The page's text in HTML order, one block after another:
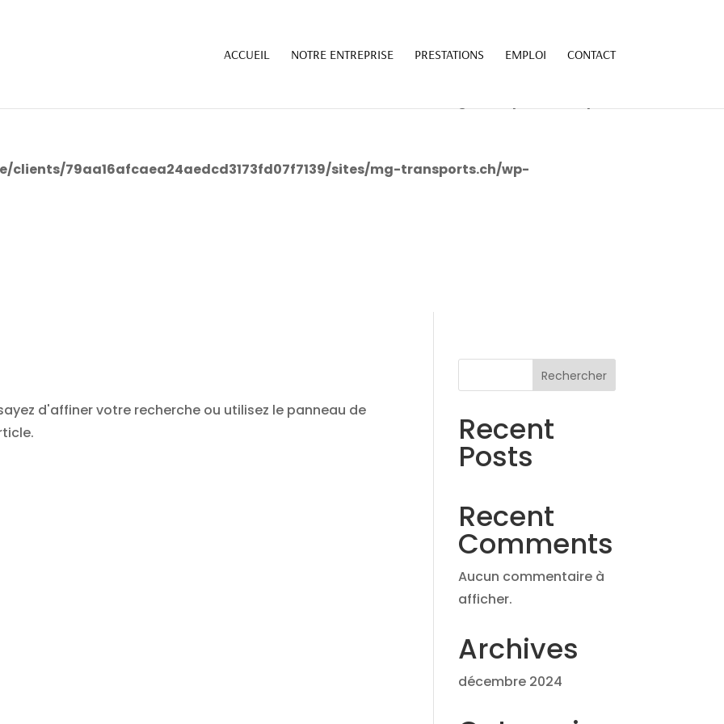
clients/79aa16afcaea24aedcd3173fd07f7139/sites/mg-transports.ch/wp-
ACCUEIL NOTRE ENTREPRISE PRESTATIONS EMPLOI CONTACT
d'affiner votre recherche ou utilisez le panneau de
Rechercher
Recent
Posts
Recent
Comments
Aucun commentaire à
afficher.
Archives
décembre 2024